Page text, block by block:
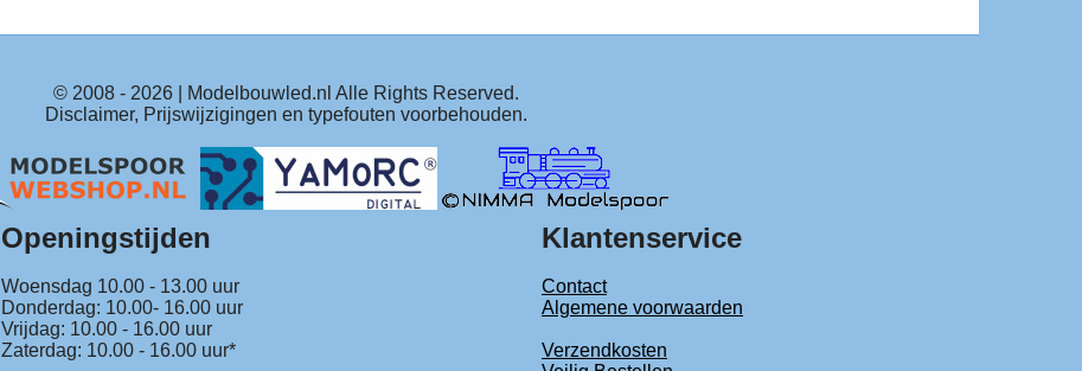
© 2008 - 2026| Modelbouwled.nl Alle Rights Reserved.
Disclaimer, Prijswijzigingen en typefouten voorbehouden.
Openingstijden Klantenservice
Woensdag 10.00 - 13.00 uur
Contact
Donderdag: 10.00- 16.00 uur
Algemene voorwaarden
Vrijdag: 10.00 - 16.00 uur
Zaterdag: 10.00 - 16.00 uur*
Verzendkosten